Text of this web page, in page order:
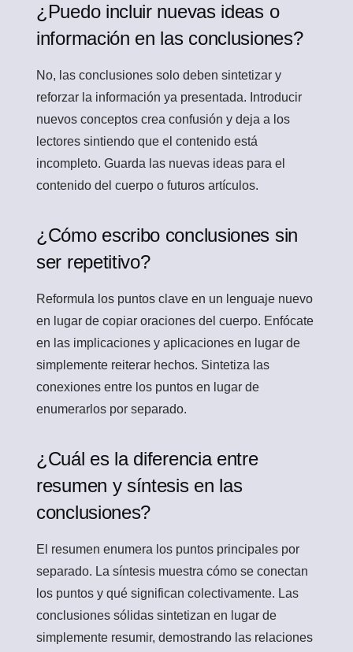
¿Puedo incluir nuevas ideas o
información en las conclusiones?
No, las conclusiones solo deben sintetizar y
reforzar la información ya presentada. Introducir
nuevos conceptos crea confusión y deja a los
lectores sintiendo que el contenido está
incompleto. Guarda las nuevas ideas para el
contenido del cuerpo o futuros artículos.
¿Cómo escribo conclusiones sin
ser repetitivo?
Reformula los puntos clave en un lenguaje nuevo
en lugar de copiar oraciones del cuerpo. Enfócate
en las implicaciones y aplicaciones en lugar de
simplemente reiterar hechos. Sintetiza las
conexiones entre los puntos en lugar de
enumerarlos por separado.
¿Cuál es la diferencia entre
resumen y síntesis en las
conclusiones?
El resumen enumera los puntos principales por
separado. La síntesis muestra cómo se conectan
los puntos y qué significan colectivamente. Las
conclusiones sólidas sintetizan en lugar de
simplemente resumir, demostrando las relaciones